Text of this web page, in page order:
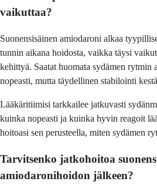
vaikuttaa?
Suonensisäinen amiodaroni alkaa
tunnin aikana hoidosta, vaikka täysi
kehittyä. Saatat huomata sydämen rytmin
nopeasti, mutta täydellinen stabilointi
Lääkäritiimisi tarkkailee jatkuvasti
kuinka nopeasti ja kuinka hyvin reagoit
hoitoasi sen perusteella, miten sydämen
Tarvitsenko jatkohoitoa
amiodaronihoidon jälkeen?